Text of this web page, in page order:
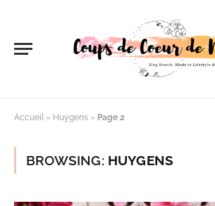
Accueil » Huygens » Page 2
BROWSING: HUYGENS